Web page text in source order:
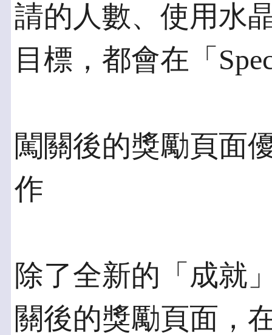
請的人數、使用水
目標，都會在「
闖關後的獎勵頁面
作
除了全新的「成就
關後的獎勵頁面，